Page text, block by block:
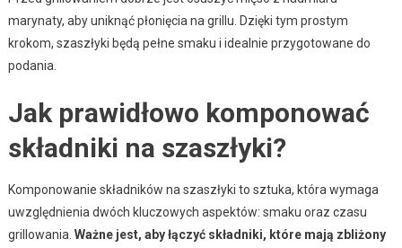
marynaty, aby uniknąć płonięcia na grillu. Dzięki tym prostym
krokom, szaszłyki będą pełne smaku i idealnie przygotowane do
podania.
Jak prawidłowo komponować
składniki na szaszłyki?
Komponowanie składników na szaszłyki to sztuka, która wymaga
uwzględnienia dwóch kluczowych aspektów: smaku oraz czasu
grillowania. Ważne jest, aby łączyć składniki, które mają zbliżony